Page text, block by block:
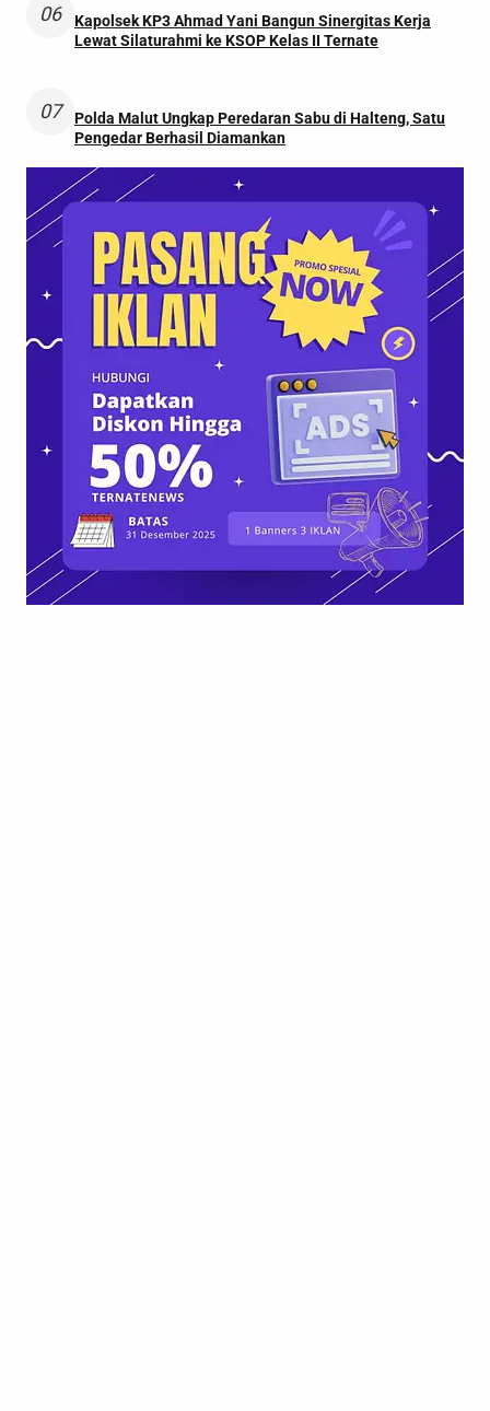
06
Kapolsek KP3 Ahmad Yani Bangun Sinergitas Kerja
Lewat Silaturahmi ke KSOP Kelas II Ternate
07
Polda Malut Ungkap Peredaran Sabu di Halteng, Satu
Pengedar Berhasil Diamankan